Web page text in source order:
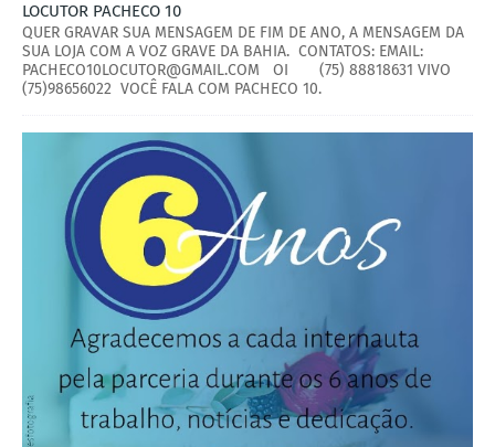
LOCUTOR PACHECO 10
QUER GRAVAR SUA MENSAGEM DE FIM DE ANO, A MENSAGEM DA
SUA LOJA COM A VOZ GRAVE DA BAHIA. CONTATOS: EMAIL:
PACHECO10LOCUTOR@GMAIL.COM OI (75) 88818631 VIVO
(75)98656022 VOCÊ FALA COM PACHECO 10.